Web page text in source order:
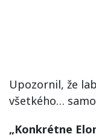
Upozornil, že
všetkého…
„Konkrétne